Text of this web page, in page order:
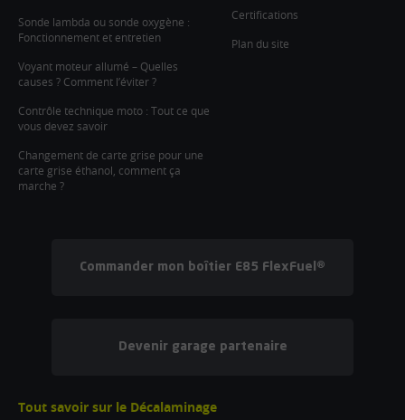
Sonde lambda ou sonde oxygène :
Fonctionnement et entretien
Voyant moteur allumé – Quelles
causes ? Comment l’éviter ?
Contrôle technique moto : Tout ce que
vous devez savoir
Changement de carte grise pour une
carte grise éthanol, comment ça
marche ?
Certifications
Plan du site
Commander mon boîtier E85 FlexFuel®
Devenir garage partenaire
Tout savoir sur le Décalaminage